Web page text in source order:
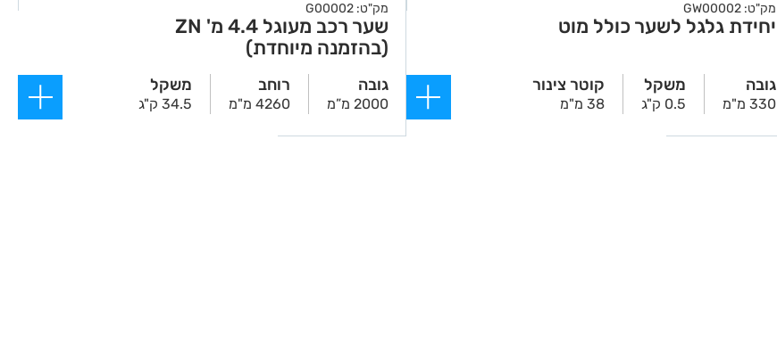
מק"ט: GW00002
יחידת גלגל לשער כולל מוט
גובה
330 מ"מ
משקל
0.5 ק"ג
קוטר צינור
38 מ"מ
מק"ט: G00002
שער רכב מעוגל 4.4 מ' ZN
(בהזמנה מיוחדת)
גובה
2000 מ”מ
רוחב
4260 מ"מ
משקל
34.5 ק"ג